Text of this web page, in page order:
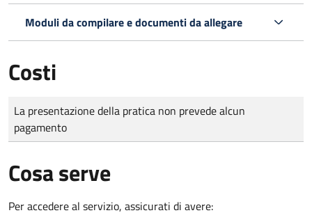
Moduli da compilare e documenti da allegare
Costi
Tipo di pagamento
Importo
La presentazione della pratica non prevede alcun
pagamento
Cosa serve
Per accedere al servizio, assicurati di avere: